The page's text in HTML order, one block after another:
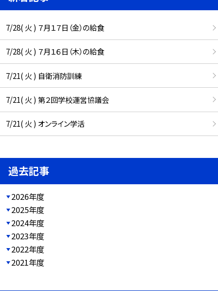
7/28( 火 ) ７月１７日（金）の給食
7/28( 火 ) ７月１６日（木）の給食
7/21( 火 ) 自衛消防訓練
7/21( 火 ) 第２回学校運営協議会
7/21( 火 ) オンライン学活
過去記事
2026年度
2025年度
2024年度
2023年度
2022年度
2021年度